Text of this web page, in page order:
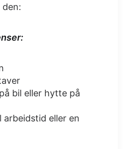
den:
bil eller hytte på
arbeidstid eller en